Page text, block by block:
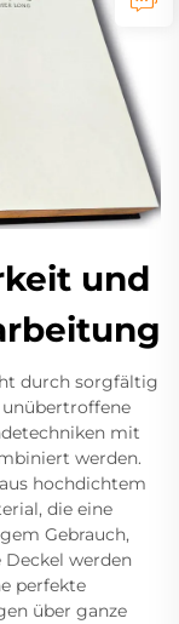
und
durch sorgfältig
mit
werden.
hochdichtem
die eine
Gebrauch,
werden
perfekte
über ganze